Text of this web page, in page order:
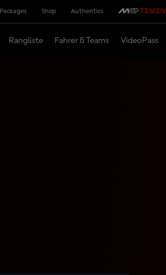
Packages Shop Authentics
Rangliste Fahrer & Teams VideoPass